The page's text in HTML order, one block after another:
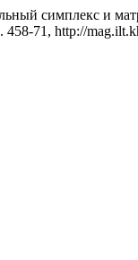
симплекс и
458-71, http://